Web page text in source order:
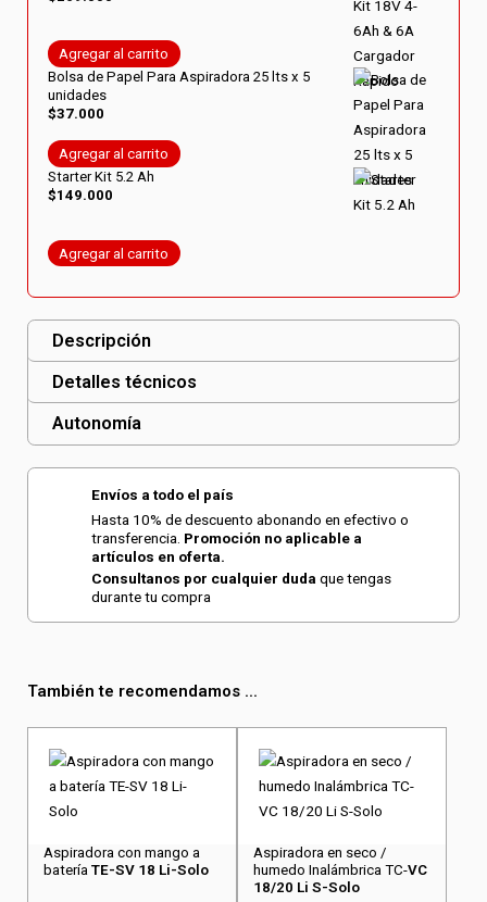
Agregar al carrito
Bolsa de Papel Para Aspiradora 25 lts x 5
unidades
$37.000
Agregar al carrito
Starter Kit 5.2 Ah
$149.000
Agregar al carrito
Descripción
Detalles técnicos
Autonomía
Envíos a todo el país
Hasta 10% de descuento abonando en efectivo o
transferencia. Promoción no aplicable a
artículos en oferta.
Consultanos por cualquier duda que tengas
durante tu compra
También te recomendamos ...
Aspiradora con mango a
batería TE-SV 18 Li-Solo
Aspiradora en seco /
humedo Inalámbrica TC-VC
18/20 Li S-Solo